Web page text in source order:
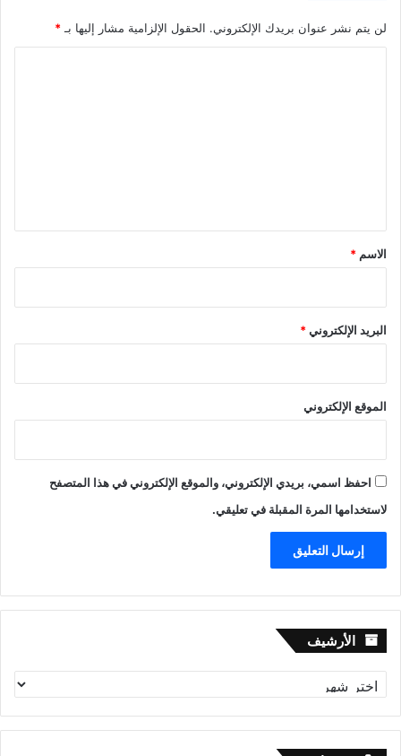
لن يتم نشر عنوان بريدك الإلكتروني. الحقول الإلزامية مشار إليها بـ *
*
الاسم *
البريد الإلكتروني*
الموقع الإلكتروني
احفظ اسمي، بريدي الإلكتروني، والموقع الإلكتروني في هذا المتصفح
لاستخدامها المرة المقبلة في تعليقي.
الأرشيف الأرشيف